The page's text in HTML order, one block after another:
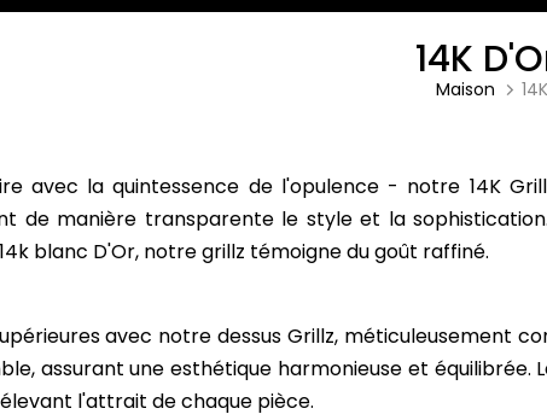
14K
Maison
avec la quintessence de l'opulence - notre 14K
de manière transparente le style et la
blanc D'Or, notre grillz témoigne du goût raffiné.
avec notre dessus Grillz, méticuleusement
assurant une esthétique harmonieuse et
l'attrait de chaque pièce.